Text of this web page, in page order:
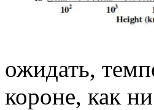
ожидать,
короне, как